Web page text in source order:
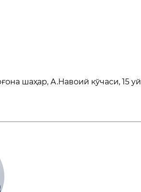
шаҳар, А.Навоий кўчаси, 15 уй